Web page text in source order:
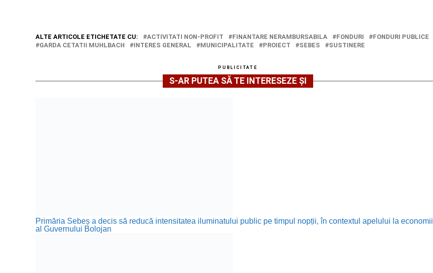
ALTE ARTICOLE ETICHETATE CU: ACTIVITATI NON-PROFIT FINANTARE NERAMBURSABILA FONDURI
FONDURI PUBLICE
GARDA CETATII MUHLBACH
INTERES GENERAL MUNICIPALITATE PROIECT SEBES SUSTINERE
PUBLICITATE
S-AR PUTEA SĂ TE INTERESEZE ȘI
Primăria Sebeș a decis să reducă intensitatea iluminatului public pe timpul nopții, în contextul apelului la economii
al Guvernului Bolojan